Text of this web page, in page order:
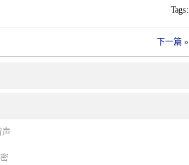
Tags:
下一篇 »
声